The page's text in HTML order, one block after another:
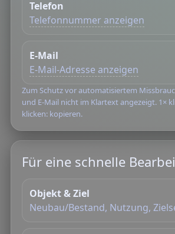
Telefon
Telefonnummer anzeigen
E‑Mail
E‑Mail-Adresse anzeigen
Zum Schutz vor automatisiertem
und E‑Mail nicht im Klartext angezeigt. 1×
klicken: kopieren.
Für eine schnelle
Objekt & Ziel
Neubau/Bestand, Nutzung,